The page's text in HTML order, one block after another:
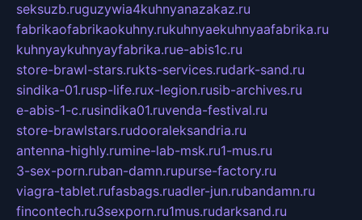
seksuzb.ruguzywia4kuhnyanazakaz.ru
fabrikaofabrikaokuhny.rukuhnyaekuhnyaafabrika.ru
kuhnyaykuhnyayfabrika.rue-abis1c.ru
store-brawl-stars.rukts-services.rudark-sand.ru
sindika-01.rusp-life.rux-legion.rusib-archives.ru
e-abis-1-c.rusindika01.ruvenda-festival.ru
store-brawlstars.rudooraleksandria.ru
antenna-highly.rumine-lab-msk.ru1-mus.ru
3-sex-porn.ruban-damn.rupurse-factory.ru
viagra-tablet.rufasbags.ruadler-jun.rubandamn.ru
fincontech.ru3sexporn.ru1mus.rudarksand.ru